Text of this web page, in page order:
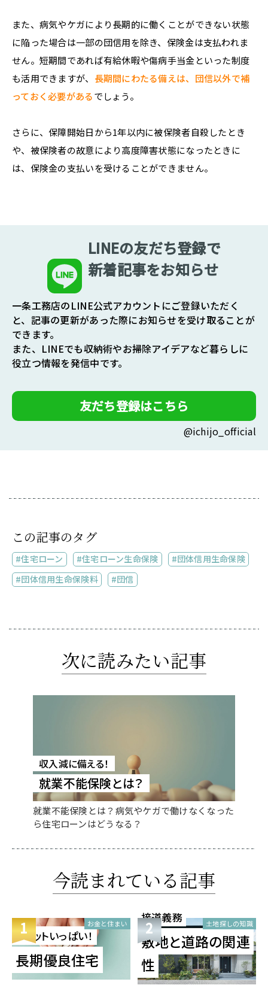
また、病気やケガにより長期的に働くことができない状態
に陥った場合は一部の団信用を除き、保険金は支払われま
せん。短期間であれば有給休暇や傷病手当金といった制度
も活用できますが、 長期間にわたる備えは、団信以外で補
っておく必要があるでしょう。
さらに、保障開始日から1年以内に被保険者自殺したとき
や、被保険者の故意により高度障害状態になったときに
は、保険金の支払いを受けることができません。
LINEの友だち登録で
新着記事をお知らせ
一条工務店のLINE公式アカウントにご登録いただく
と、記事の更新があった際にお知らせを受け取ることが
できます。
また、LINEでも収納術やお掃除アイデアなど暮らしに
役立つ情報を発信中です。
友だち登録はこちら
@ichijo_official
この記事のタグ
住宅ローン 住宅ローン生命保険
団体信用生命保険
団体信用生命保険料
団信
次に読みたい記事
収入減に備える！
就業不能保険とは？
就業不能保険とは？病気やケガで働けなくなった
ら住宅ローンはどうなる？
今読まれている記事
1
メリットいっぱい！
長期優良住宅
お金と住まい 2
接道義務
敷地と道路の関連
性
土地探しの知識